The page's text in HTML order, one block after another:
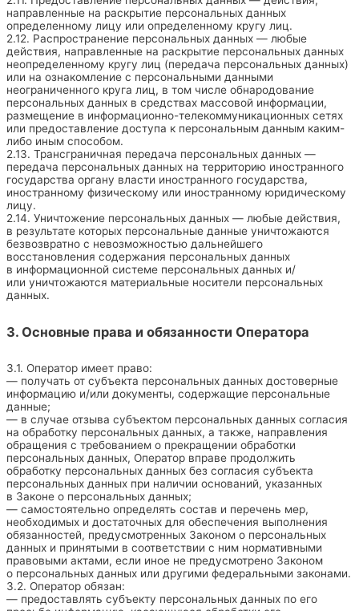
направленные на раскрытие персональных данных
определенному лицу или определенному кругу лиц.
2.12. Распространение персональных данных — любые
действия, направленные на раскрытие персональных данных
неопределенному кругу лиц (передача персональных данных)
или на ознакомление с персональными данными
неограниченного круга лиц, в том числе обнародование
персональных данных в средствах массовой информации,
размещение в информационно-телекоммуникационных сетях
или предоставление доступа к персональным данным каким-
либо иным способом.
2.13. Трансграничная передача персональных данных —
передача персональных данных на территорию иностранного
государства органу власти иностранного государства,
иностранному физическому или иностранному юридическому
лицу.
2.14. Уничтожение персональных данных — любые действия,
в результате которых персональные данные уничтожаются
безвозвратно с невозможностью дальнейшего
восстановления содержания персональных данных
в информационной системе персональных данных и/
или уничтожаются материальные носители персональных
данных.
3. Основные права и обязанности Оператора
3.1. Оператор имеет право:
— получать от субъекта персональных данных достоверные
информацию и/или документы, содержащие персональные
данные;
— в случае отзыва субъектом персональных данных согласия
на обработку персональных данных, а также, направления
обращения с требованием о прекращении обработки
персональных данных, Оператор вправе продолжить
обработку персональных данных без согласия субъекта
персональных данных при наличии оснований, указанных
в Законе о персональных данных;
— самостоятельно определять состав и перечень мер,
необходимых и достаточных для обеспечения выполнения
обязанностей, предусмотренных Законом о персональных
данных и принятыми в соответствии с ним нормативными
правовыми актами, если иное не предусмотрено Законом
о персональных данных или другими федеральными законами.
3.2. Оператор обязан:
— предоставлять субъекту персональных данных по его